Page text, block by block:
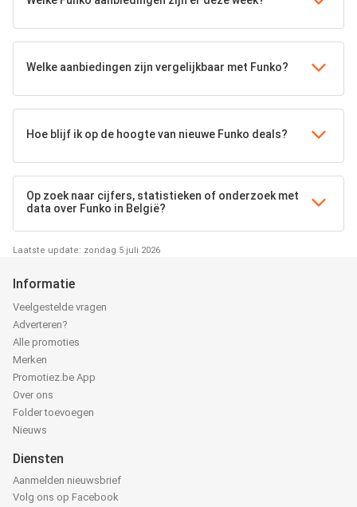
Welke aanbiedingen zijn vergelijkbaar met Funko?
Hoe blijf ik op de hoogte van nieuwe Funko deals?
Op zoek naar cijfers, statistieken of onderzoek met
data over Funko in België?
Laatste update: zondag 5 juli 2026
Informatie
Veelgestelde vragen
Adverteren?
Alle promoties
Merken
Promotiez.be App
Over ons
Folder toevoegen
Nieuws
Diensten
Aanmelden nieuwsbrief
Volg ons op Facebook